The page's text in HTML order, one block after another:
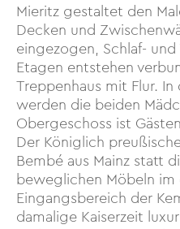
Mieritz gestaltet den
Decken und
eingezogen, Schlaf-
Etagen entstehen
Treppenhaus mit Flur.
werden die beiden
Obergeschoss ist
Der Königlich
Bembé aus Mainz statt
beweglichen Möbeln im
Eingangsbereich der
damalige Kaiserzeit